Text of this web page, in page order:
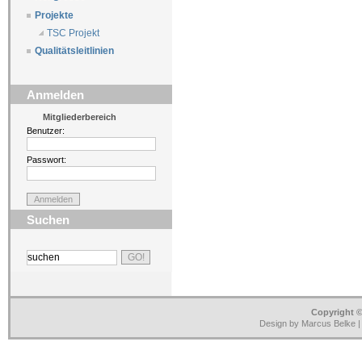
Projekte
TSC Projekt
Qualitätsleitlinien
Anmelden
Mitgliederbereich
Benutzer:
Passwort:
Suchen
Copyright
Design by Marcus Belke